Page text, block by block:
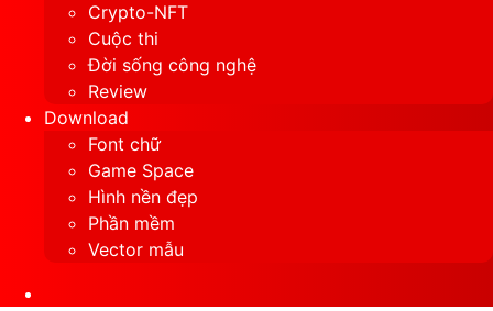
Crypto-NFT
Cuộc thi
Đời sống công nghệ
Review
Download
Font chữ
Game Space
Hình nền đẹp
Phần mềm
Vector mẫu